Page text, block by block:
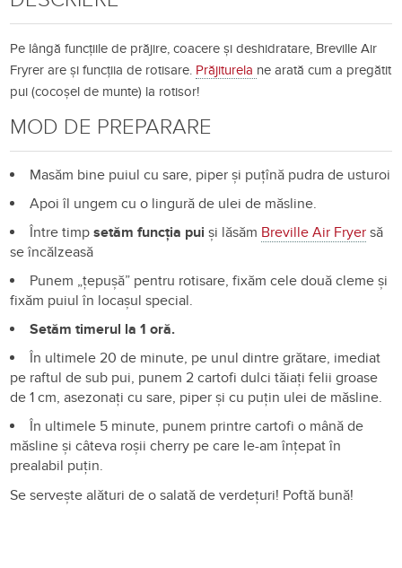
Pe lângă funcțiile de prăjire, coacere și deshidratare, Breville Air
Fryrer are și funcțiia de rotisare. Prăjiturela ne arată cum a pregătit
pui (cocoșel de munte) la rotisor!
MOD DE PREPARARE
Masăm bine puiul cu sare, piper și puțînă pudra de usturoi
Apoi îl ungem cu o lingură de ulei de măsline.
Între timpsetăm funcția puiși lăsăm Breville Air Fryer să
se încălzeasă
Punem „țepușă” pentru rotisare, fixăm cele două cleme și
fixăm puiul în locașul special.
Setăm timerul la 1 oră.
În ultimele 20 de minute, pe unul dintre grătare, imediat
pe raftul de sub pui, punem 2 cartofi dulci tăiați felii groase
de 1 cm, asezonați cu sare, piper și cu puțin ulei de măsline.
În ultimele 5 minute, punem printre cartofi o mână de
măsline și câteva roșii cherry pe care le-am înțepat în
prealabil puțin.
Se servește alături de o salată de verdețuri! Poftă bună!